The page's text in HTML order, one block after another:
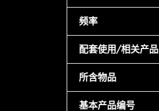
频率
配套使用/相关产品
所含物品
基本产品编号